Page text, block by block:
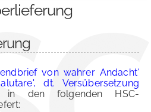
von wahrer Andacht'
dt. Versübersetzung
in den folgenden HSC-